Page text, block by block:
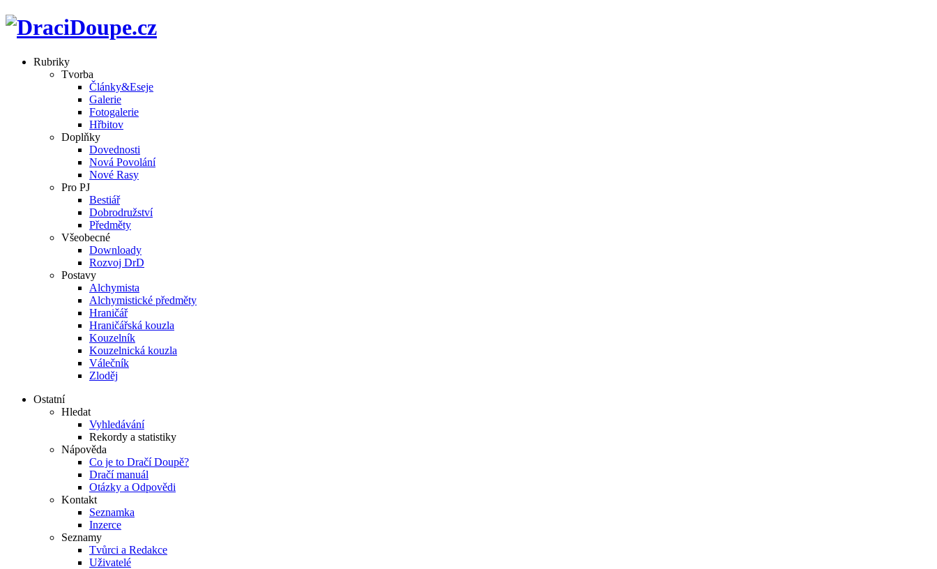
Rubriky
Tvorba
Články&Eseje
Galerie
Fotogalerie
Hřbitov
Doplňky
Dovednosti
Nová Povolání
Nové Rasy
Pro PJ
Bestiář
Dobrodružství
Předměty
Všeobecné
Downloady
Rozvoj DrD
Postavy
Alchymista
Alchymistické předměty
Hraničář
Hraničářská kouzla
Kouzelník
Kouzelnická kouzla
Válečník
Zloděj
Ostatní
Hledat
Vyhledávání
Rekordy a statistiky
Nápověda
Co je to Dračí Doupě?
Dračí manuál
Otázky a Odpovědi
Kontakt
Seznamka
Inzerce
Seznamy
Tvůrci a Redakce
Uživatelé